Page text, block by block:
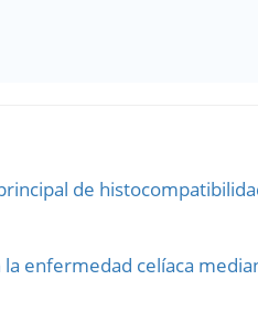
de
enfermedad celíaca